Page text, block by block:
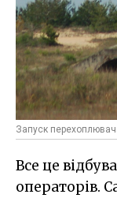
Запуск
Все це
операторів.